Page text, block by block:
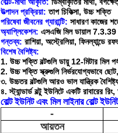
উত্পাদন প্রক্রিয়া: তাপ চিকিত্সা, উচ্চ শক্তি
পরিষেবা জীবনের গ্যারান্টি: সাধারণ কাজের
অ্যাপ্লিকেশন: এসএজি মিল ডায়াল 7.3.39
গন্তব্য: রাশিয়া, অস্ট্রেলিয়া, ফিনল্যান্ডে
বিশেষ বৈশিষ্ট্য:
1. উচ্চ শক্তি বল্টগুলি ডায়ু 12-মিটার মিল
2. উচ্চ শক্তি স্ক্রুগুলি নির্ভরযোগ্যভাবে
৩. উচ্চতর বল্টগুলি আরও ভাল যান্ত্রিক
৪. স্ট্যান্ডার্ড বল্টু ইউনিটে একটি রাবারের
বোল্ট ইউনিট এবং মিল লাইনার বোল্ট
-
আয়তন